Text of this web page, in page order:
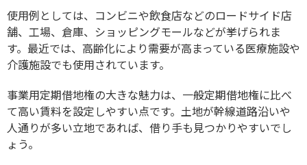
使用例としては、コンビニや飲食店などのロードサイド店
舗、工場、倉庫、ショッピングモールなどが挙げられま
す。最近では、高齢化により需要が高まっている医療施設や
介護施設でも使用されています。
事業用定期借地権の大きな魅力は、一般定期借地権に比べ
て高い賃料を設定しやすい点です。土地が幹線道路沿いや
人通りが多い立地であれば、借り手も見つかりやすいでし
ょう。